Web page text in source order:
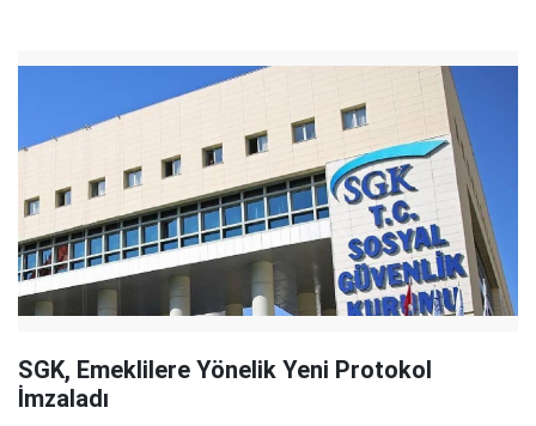
SGK, Emeklilere Yönelik Yeni Protokol
İmzaladı